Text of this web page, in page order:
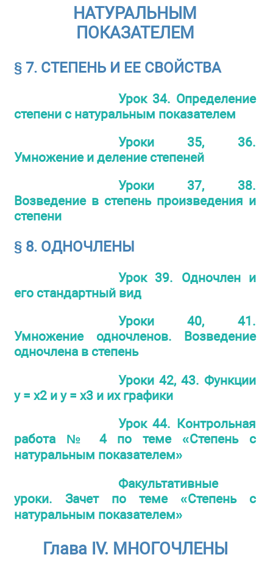
НАТУРАЛЬНЫМ
ПОКАЗАТЕЛЕМ
§ 7. СТЕПЕНЬ И ЕЕ СВОЙСТВА
Урок 34. Определение
степени с натуральным показателем
Уроки 35, 36.
Умножение и деление степеней
Уроки 37, 38.
Возведение в степень произведения и
степени
§ 8. ОДНОЧЛЕНЫ
Урок 39. Одночлен и
его стандартный вид
Уроки 40, 41.
Умножение одночленов. Возведение
одночлена в степень
Уроки 42, 43. Функции
у = х2 и у = х3 и их графики
Урок 44. Контрольная
работа № 4 по теме «Степень с
натуральным показателем»
Факультативные
уроки. Зачет по теме «Степень с
натуральным показателем»
Глава IV. МНОГОЧЛЕНЫ